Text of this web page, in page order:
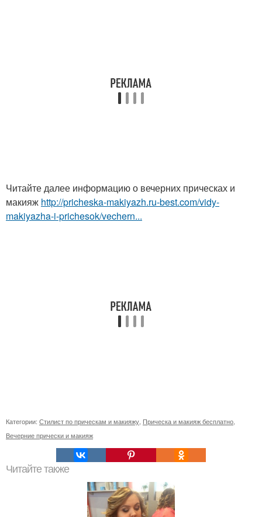
Читайте далее информацию о вечерних прическах и
макияж http://pricheska-makiyazh.ru-best.com/vidy-
makiyazha-i-prichesok/vechern...
Категории: Стилист по прическам и макияжу Прическа и макияж бесплатно
Вечерние прически и макияж
Читайте также